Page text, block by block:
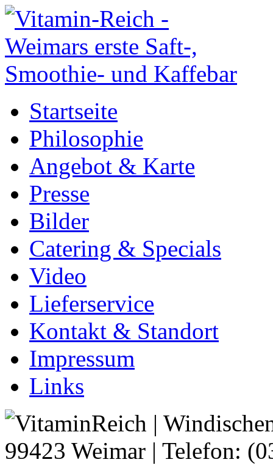
Startseite
Philosophie
Angebot & Karte
Presse
Bilder
Catering & Specials
Video
Lieferservice
Kontakt & Standort
Impressum
Links